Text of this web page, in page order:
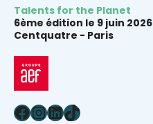
Talents for the Planet
6ème édition le 9 juin 2026
Centquatre - Paris
Facebook
Instagram
LinkedIn
TikTok